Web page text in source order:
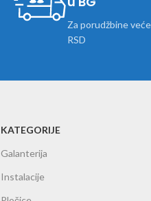
Za porudžbine
RSD
KATEGORIJE
Galanterija
Instalacije